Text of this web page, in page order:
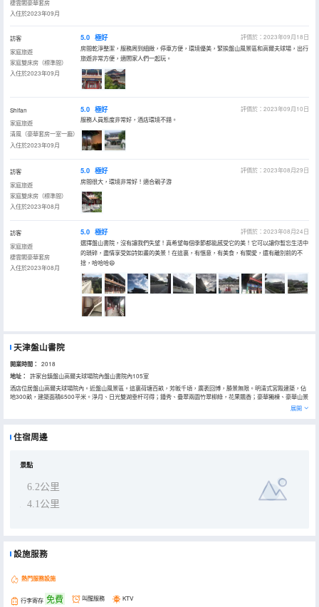
棲雲閣豪華套房
入住於2023年09月
訪客
家庭旅遊
家庭雙床房（標準間）
入住於2023年09月
5.0 極好
評價於：2023年09月18日
房間乾淨整潔，服務周到細緻，停車方便，環境優美，緊挨盤山風景區和高爾夫球場，出行
旅遊非常方便，適閤家人們一起玩。
Shifan
家庭旅遊
清風（豪華套房一室一廳）
入住於2023年09月
5.0 極好
評價於：2023年09月10日
服務人員態度非常好，酒店環境不錯。
訪客
家庭旅遊
家庭雙床房（標準間）
入住於2023年08月
5.0 極好
評價於：2023年08月29日
房間很大，環境非常好！適合親子游
訪客
家庭旅遊
棲雲閣豪華套房
入住於2023年08月
5.0 極好
評價於：2023年08月24日
選擇盤山書院，沒有讓我們失望！真希望每個季節都能感受它的美！它可以讓你暫忘生活中
的瑣碎，盡情享受如詩如畫的美景！在這裏，有愜意，有美食，有關愛，還有離別前的不
捨，哈哈哈😄
天津盤山書院
開業時間： 2018
地址：
許家台鎮盤山高爾夫球場院內盤山書院內105室
酒店位居盤山高爾夫球場院內。近盤山風景區。這裏荷塘百畝，芳昄千頃，廣袤回博，勝景無限。明清式宮殿建築，佔
地300畝，建築面積6500平米。淨月、日光雙湖垂杆可得；鍾秀、疊翠兩園竹翠柳綠，花果飄香；豪華獨棟、豪華山景
展開
住宿周邊
景點
6.2公里
4.1公里
設施服務
熱門服務設施
行李寄存 免費 叫醒服務 KTV